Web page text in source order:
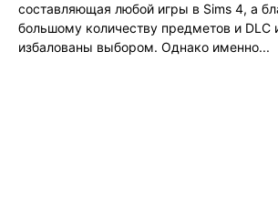
составляющая любой игры в Sims 4, а
большому количеству предметов и DLC
избалованы выбором. Однако именно...